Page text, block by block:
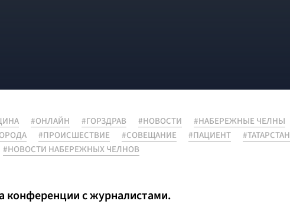
#ОНЛАЙН #ГОРЗДРАВ #НОВОСТИ
#НАБЕРЕЖНЫЕ ЧЕЛНЫ
#ПРОИСШЕСТВИЕ #СОВЕЩАНИЕ #ПАЦИЕНТ
#ТАТАРСТАН
#НОВОСТИ НАБЕРЕЖНЫХ ЧЕЛНОВ
конференции с журналистами.